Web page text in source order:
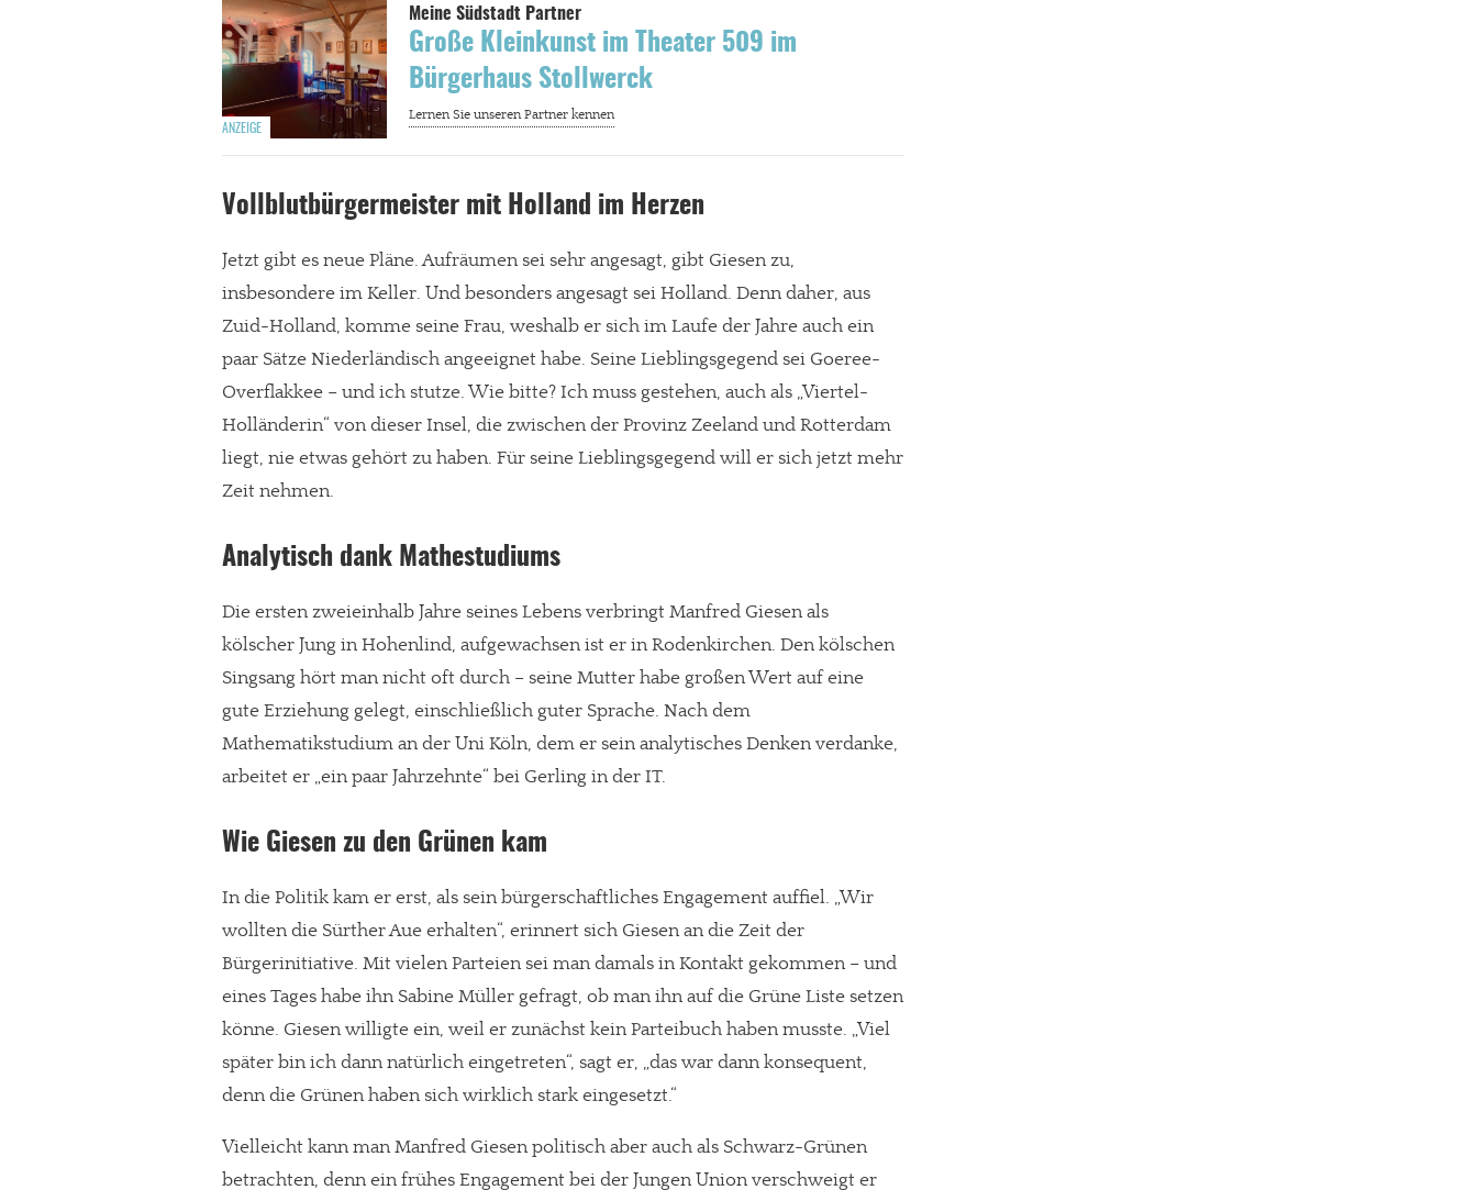
Große Kleinkunst im Theater 509 im
Bürgerhaus Stollwerck
Vollblutbürgermeister mit Holland im Herzen
Jetzt gibt es neue Pläne. Aufräumen sei sehr angesagt, gibt Giesen zu,
insbesondere im Keller. Und besonders angesagt sei Holland. Denn daher, aus
Zuid-Holland, komme seine Frau, weshalb er sich im Laufe der Jahre auch ein
paar Sätze Niederländisch angeeignet habe. Seine Lieblingsgegend sei Goeree-
Overflakkee – und ich stutze. Wie bitte? Ich muss gestehen, auch als „Viertel-
Holländerin“ von dieser Insel, die zwischen der Provinz Zeeland und Rotterdam
liegt, nie etwas gehört zu haben. Für seine Lieblingsgegend will er sich jetzt mehr
Zeit nehmen.
Analytisch dank Mathestudiums
Die ersten zweieinhalb Jahre seines Lebens verbringt Manfred Giesen als
kölscher Jung in Hohenlind, aufgewachsen ist er in Rodenkirchen. Den kölschen
Singsang hört man nicht oft durch – seine Mutter habe großen Wert auf eine
gute Erziehung gelegt, einschließlich guter Sprache. Nach dem
Mathematikstudium an der Uni Köln, dem er sein analytisches Denken verdanke,
arbeitet er „ein paar Jahrzehnte“ bei Gerling in der IT.
Wie Giesen zu den Grünen kam
In die Politik kam er erst, als sein bürgerschaftliches Engagement auffiel. „Wir
wollten die Sürther Aue erhalten“, erinnert sich Giesen an die Zeit der
Bürgerinitiative. Mit vielen Parteien sei man damals in Kontakt gekommen – und
eines Tages habe ihn Sabine Müller gefragt, ob man ihn auf die Grüne Liste setzen
könne. Giesen willigte ein, weil er zunächst kein Parteibuch haben musste. „Viel
später bin ich dann natürlich eingetreten“, sagt er, „das war dann konsequent,
denn die Grünen haben sich wirklich stark eingesetzt.“
Vielleicht kann man Manfred Giesen politisch aber auch als Schwarz-Grünen
betrachten, denn ein frühes Engagement bei der Jungen Union verschweigt er